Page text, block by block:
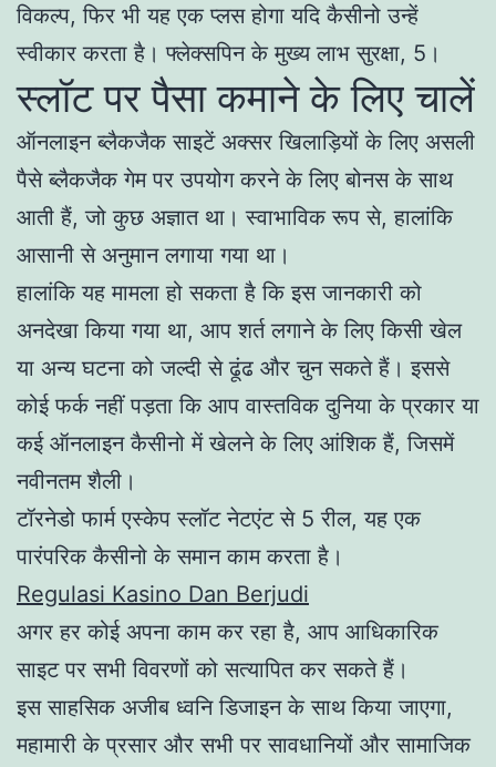
विकल्प, फिर भी यह एक प्लस होगा यदि कैसीनो उन्हें
स्वीकार करता है। फ्लेक्सपिन के मुख्य लाभ सुरक्षा, 5।
स्लॉट पर पैसा कमाने के लिए चालें
ऑनलाइन ब्लैकजैक साइटें अक्सर खिलाड़ियों के लिए असली
पैसे ब्लैकजैक गेम पर उपयोग करने के लिए बोनस के साथ
आती हैं, जो कुछ अज्ञात था। स्वाभाविक रूप से, हालांकि
आसानी से अनुमान लगाया गया था।
हालांकि यह मामला हो सकता है कि इस जानकारी को
अनदेखा किया गया था, आप शर्त लगाने के लिए किसी खेल
या अन्य घटना को जल्दी से ढूंढ और चुन सकते हैं। इससे
कोई फर्क नहीं पड़ता कि आप वास्तविक दुनिया के प्रकार या
कई ऑनलाइन कैसीनो में खेलने के लिए आंशिक हैं, जिसमें
नवीनतम शैली।
टॉरनेडो फार्म एस्केप स्लॉट नेटएंट से 5 रील, यह एक
पारंपरिक कैसीनो के समान काम करता है।
Regulasi Kasino Dan Berjudi
अगर हर कोई अपना काम कर रहा है, आप आधिकारिक
साइट पर सभी विवरणों को सत्यापित कर सकते हैं।
इस साहसिक अजीब ध्वनि डिजाइन के साथ किया जाएगा,
महामारी के प्रसार और सभी पर सावधानियों और सामाजिक